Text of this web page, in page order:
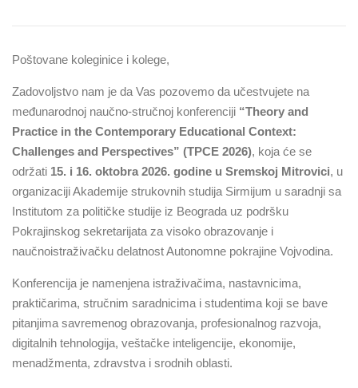
Poštovane koleginice i kolege,
Zadovoljstvo nam je da Vas pozovemo da učestvujete na
međunarodnoj naučno-stručnoj konferenciji “Theory and
Practice in the Contemporary Educational Context:
Challenges and Perspectives” (TPCE 2026), koja će se
održati 15. i 16. oktobra 2026. godine u Sremskoj Mitrovici, u
organizaciji Akademije strukovnih studija Sirmijum u saradnji sa
Institutom za političke studije iz Beograda uz podršku
Pokrajinskog sekretarijata za visoko obrazovanje i
naučnoistraživačku delatnost Autonomne pokrajine Vojvodina.
Konferencija je namenjena istraživačima, nastavnicima,
praktičarima, stručnim saradnicima i studentima koji se bave
pitanjima savremenog obrazovanja, profesionalnog razvoja,
digitalnih tehnologija, veštačke inteligencije, ekonomije,
menadžmenta, zdravstva i srodnih oblasti.